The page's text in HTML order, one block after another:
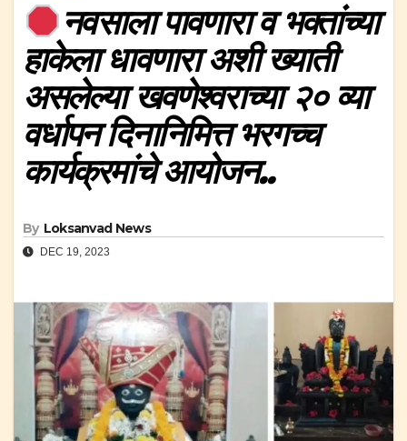
नवसाला पावणारा व भक्तांच्या
हाकेला धावणारा अशी ख्याती
असलेल्या खवणेश्वराच्या २० व्या
वर्धापन दिनानिमित्त भरगच्च
कार्यक्रमांचे आयोजन..
By Loksanvad News
DEC 19, 2023